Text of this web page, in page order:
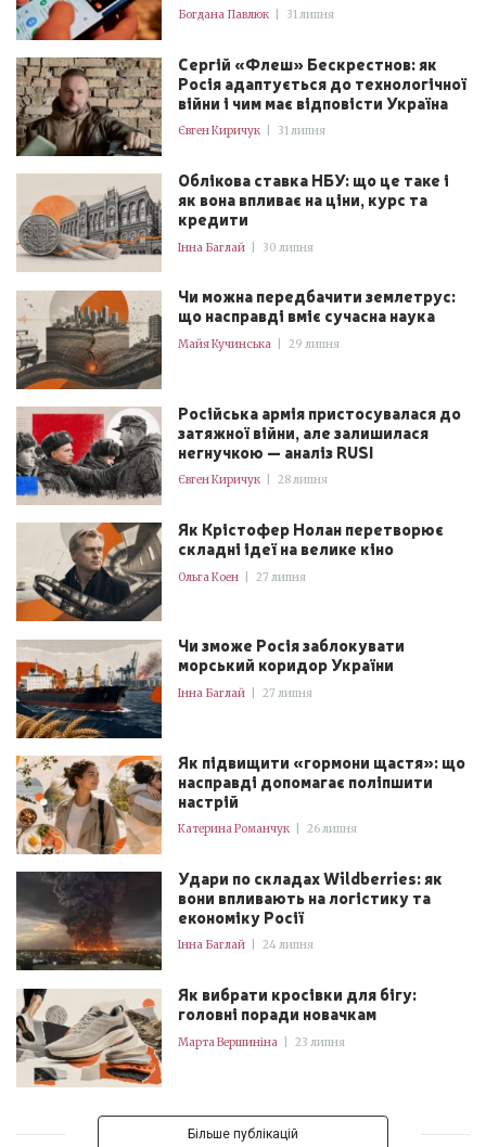
Богдана Павлюк 31 липня
Сергій «Флеш» Бескрестнов: як
Росія адаптується до технологічної
війни і чим має відповісти Україна
Євген Киричук 31 липня
Облікова ставка НБУ: що це таке і
як вона впливає на ціни, курс та
кредити
Інна Баглай 30 липня
Чи можна передбачити землетрус:
що насправді вміє сучасна наука
Майя Кучинська 29 липня
Російська армія пристосувалася до
затяжної війни, але залишилася
негнучкою — аналіз RUSI
Євген Киричук 28 липня
Як Крістофер Нолан перетворює
складні ідеї на велике кіно
Ольга Коен 27 липня
Чи зможе Росія заблокувати
морський коридор України
Інна Баглай 27 липня
Як підвищити «гормони щастя»: що
насправді допомагає поліпшити
настрій
Катерина Романчук 26 липня
Удари по складах Wildberries: як
вони впливають на логістику та
економіку Росії
Інна Баглай 24 липня
Як вибрати кросівки для бігу:
головні поради новачкам
Марта Вершиніна 23 липня
Більше публікацій